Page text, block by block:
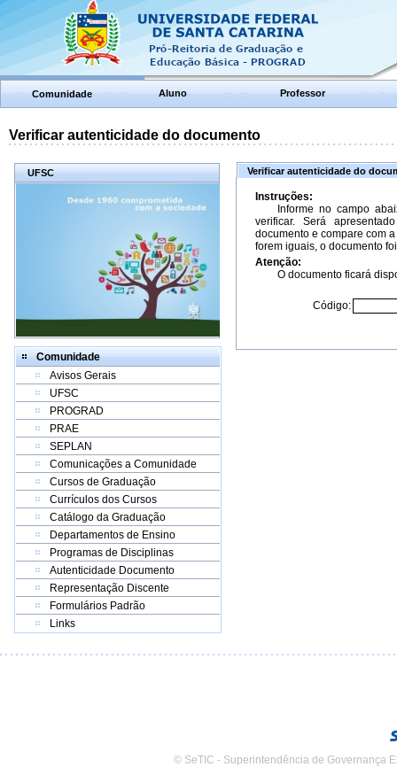
Comunidade Aluno Professor
Verificar autenticidade do documento
UFSC
Comunidade
Avisos Gerais
UFSC
PROGRAD
PRAE
SEPLAN
Comunicações a Comunidade
Cursos de Graduação
Currículos dos Cursos
Catálogo da Graduação
Departamentos de Ensino
Programas de Disciplinas
Autenticidade Documento
Representação Discente
Formulários Padrão
Links
Verificar autenticidade do
Instruções:
Informe no campo
verificar. Será
documento e compare com
forem iguais, o documento
Atenção:
O documento ficará
Código:
© SeTIC - Superintendência de Governança